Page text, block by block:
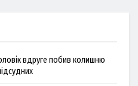
вдруге побив колишню